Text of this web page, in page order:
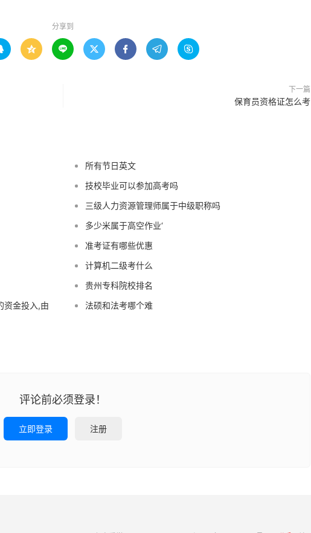
分享到
     
下一篇
保育员资格证怎么考
所有节日英文
技校毕业可以参加高考吗
三级人力资源管理师属于中级职称吗
多少米属于高空作业‘
准考证有哪些优惠
计算机二级考什么
贵州专科院校排名
资金投入,由
法硕和法考哪个难
评论前必须登录！
立即登录 注册